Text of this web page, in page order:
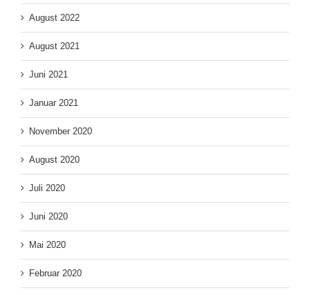
August 2022
August 2021
Juni 2021
Januar 2021
November 2020
August 2020
Juli 2020
Juni 2020
Mai 2020
Februar 2020